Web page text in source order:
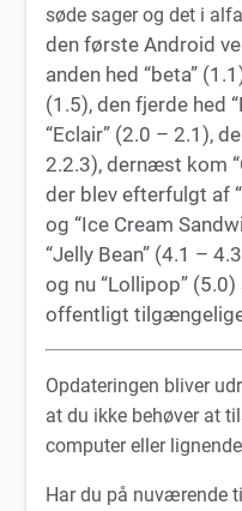
søde sager og det i
den første Android
anden hed “beta”
(1.5), den fjerde hed
“Eclair” (2.0 – 2.1),
2.2.3), dernæst kom
der blev efterfulgt af
og “Ice Cream
“Jelly Bean” (4.1 –
og nu “Lollipop”
offentligt
Opdateringen bliver
at du ikke behøver at
computer eller
Har du på nuværende